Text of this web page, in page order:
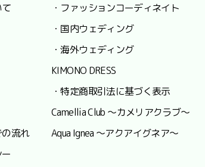
の流れ
・ファッションコーディネイト
・国内ウェディング
・海外ウェディング
KIMONO DRESS
・特定商取引法に基づく表示
Camellia Club ～カメリアクラブ～
Aqua Ignea ～アクアイグネア～